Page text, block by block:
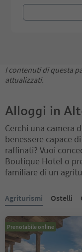
I contenuti di questa
attualizzati.
Alloggi in
Cerchi una camera
benessere capace
raffinati? Vuoi
Boutique Hotel o
familiare di un
Agriturismi Ostelli
Prenotabile online